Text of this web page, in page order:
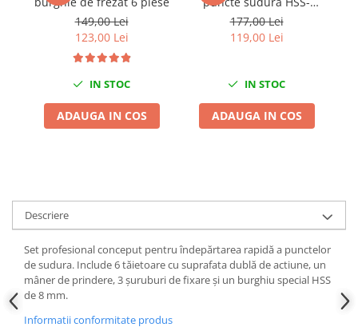
Chei Dinamometrice
Ciocane Dalti si Dornuri
Aeroterme si Incalzitoare
Masini de insurubat si gaurit
Masini de polishat
Pistoale aer cald
Pistoale de lipit
Pistoale electrice de impact
Polizoare unghiulare
Rindele
149,00 Lei
123,00 Lei
IN STOC
ADAUGA IN COS
Cobalt 3buc
177,00 Lei
119,00 Lei
IN STOC
ADAUGA IN COS
Descriere
Set profesional conceput pentru îndepărtarea rapidă a punctelor
de sudura. Include 6 tăietoare cu suprafata dublă de actiune, un
mâner de prindere, 3 șuruburi de fixare și un burghiu special HSS
de 8 mm.
Informatii conformitate produs